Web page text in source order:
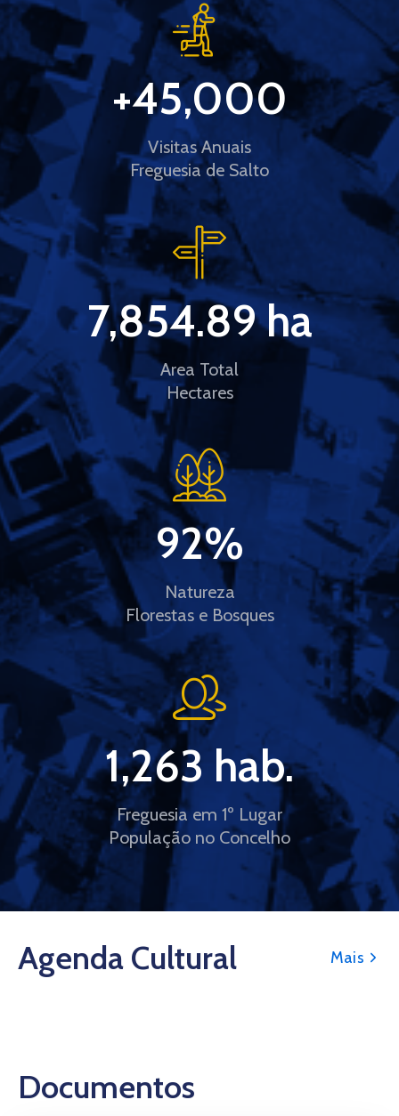
Visitas Anuais
Freguesia de Salto
+45,000
Area Total
Hectares
7,854.89 ha
Natureza
Florestas e Bosques
92%
Freguesia em 1º Lugar
População no Concelho
1,263 hab.
Agenda Cultural Mais
Documentos